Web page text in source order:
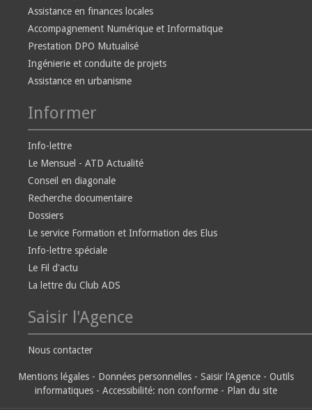
Assistance en finances locales
Accompagnement Numérique et Informatique
Prestation DPO Mutualisé
Ingénierie et conduite de projets
Assistance en urbanisme
Informer
Info-lettre
Le Mensuel - ATD Actualité
Conseil en diagonale
Recherche documentaire
Dossiers
Le service Formation et Information des Elus
Info-lettre spéciale
Le Fil d'actu
La lettre du Club ADS
Saisir l'Agence
Nous contacter
Mentions légales - Données personnelles - Saisir l'Agence - Outils
informatiques - Accessibilité: non conforme - Plan du site